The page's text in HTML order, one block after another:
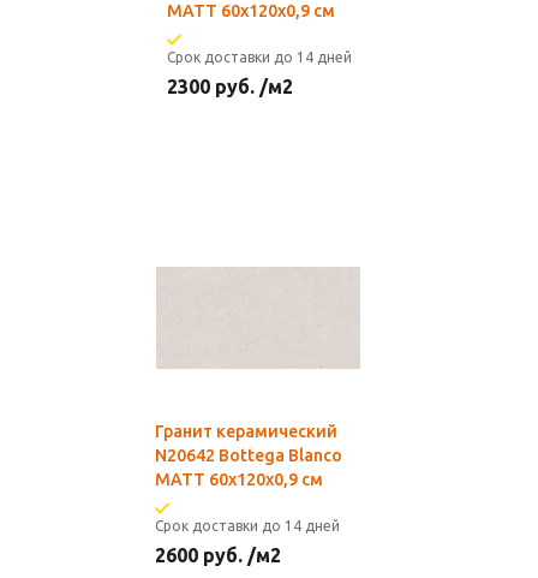
MATT 60x120х0,9 см
Срок доставки до 14 дней
2300 руб. /м2
Гранит керамический
N20642 Bottega Blanco
MATT 60х120х0,9 см
Срок доставки до 14 дней
2600 руб. /м2